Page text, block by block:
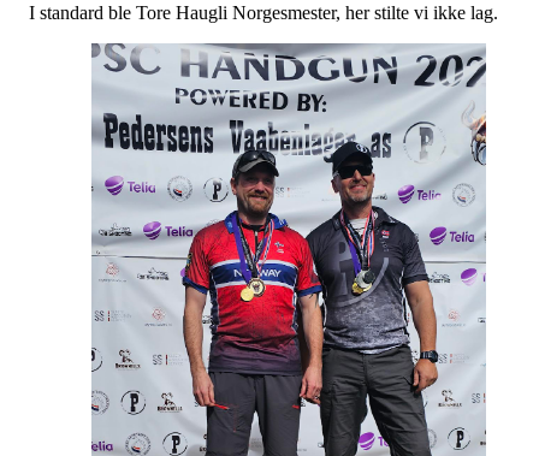
I standard ble Tore Haugli Norgesmester, her stilte vi ikke lag.